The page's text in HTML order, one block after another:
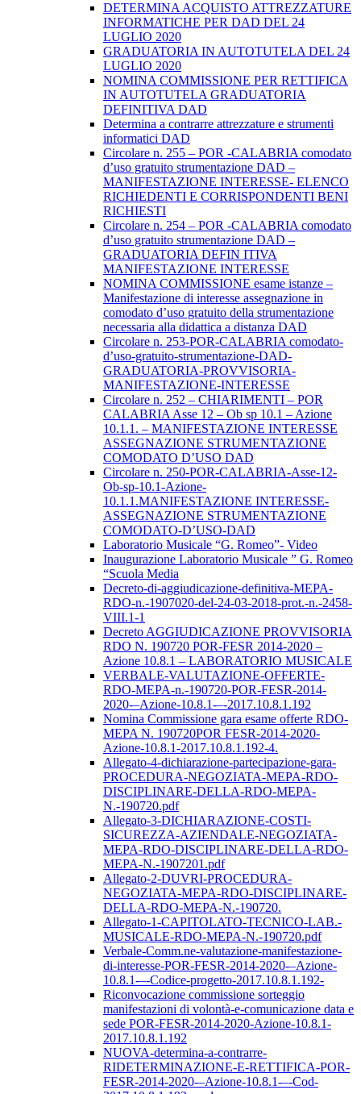
DETERMINA ACQUISTO ATTREZZATURE
INFORMATICHE PER DAD DEL 24
LUGLIO 2020
GRADUATORIA IN AUTOTUTELA DEL 24
LUGLIO 2020
NOMINA COMMISSIONE PER RETTIFICA
IN AUTOTUTELA GRADUATORIA
DEFINITIVA DAD
Determina a contrarre attrezzature e strumenti
informatici DAD
Circolare n. 255 – POR -CALABRIA comodato
d’uso gratuito strumentazione DAD –
MANIFESTAZIONE INTERESSE- ELENCO
RICHIEDENTI E CORRISPONDENTI BENI
RICHIESTI
Circolare n. 254 – POR -CALABRIA comodato
d’uso gratuito strumentazione DAD –
GRADUATORIA DEFIN ITIVA
MANIFESTAZIONE INTERESSE
NOMINA COMMISSIONE esame istanze –
Manifestazione di interesse assegnazione in
comodato d’uso gratuito della strumentazione
necessaria alla didattica a distanza DAD
Circolare n. 253-POR-CALABRIA comodato-
d’uso-gratuito-strumentazione-DAD-
GRADUATORIA-PROVVISORIA-
MANIFESTAZIONE-INTERESSE
Circolare n. 252 – CHIARIMENTI – POR
CALABRIA Asse 12 – Ob sp 10.1 – Azione
10.1.1. – MANIFESTAZIONE INTERESSE
ASSEGNAZIONE STRUMENTAZIONE
COMODATO D’USO DAD
Circolare n. 250-POR-CALABRIA-Asse-12-
Ob-sp-10.1-Azione-
10.1.1.MANIFESTAZIONE INTERESSE-
ASSEGNAZIONE STRUMENTAZIONE
COMODATO-D’USO-DAD
Laboratorio Musicale “G. Romeo”- Video
Inaugurazione Laboratorio Musicale ” G. Romeo
“Scuola Media
Decreto-di-aggiudicazione-definitiva-MEPA-
RDO-n.-1907020-del-24-03-2018-prot.-n.-2458-
VIII.1-1
Decreto AGGIUDICAZIONE PROVVISORIA
RDO N. 190720 POR-FESR 2014-2020 –
Azione 10.8.1 – LABORATORIO MUSICALE
VERBALE-VALUTAZIONE-OFFERTE-
RDO-MEPA-n.-190720-POR-FESR-2014-
2020-–Azione-10.8.1-–-2017.10.8.1.192
Nomina Commissione gara esame offerte RDO-
MEPA N. 190720POR FESR-2014-2020-
Azione-10.8.1-2017.10.8.1.192-4.
Allegato-4-dichiarazione-partecipazione-gara-
PROCEDURA-NEGOZIATA-MEPA-RDO-
DISCIPLINARE-DELLA-RDO-MEPA-
N.-190720.pdf
Allegato-3-DICHIARAZIONE-COSTI-
SICUREZZA-AZIENDALE-NEGOZIATA-
MEPA-RDO-DISCIPLINARE-DELLA-RDO-
MEPA-N.-1907201.pdf
Allegato-2-DUVRI-PROCEDURA-
NEGOZIATA-MEPA-RDO-DISCIPLINARE-
DELLA-RDO-MEPA-N.-190720.
Allegato-1-CAPITOLATO-TECNICO-LAB.-
MUSICALE-RDO-MEPA-N.-190720.pdf
Verbale-Comm.ne-valutazione-manifestazione-
di-interesse-POR-FESR-2014-2020-–Azione-
10.8.1-–-Codice-progetto-2017.10.8.1.192-
Riconvocazione commissione sorteggio
manifestazioni di volontà-e-comunicazione data e
sede POR-FESR-2014-2020-Azione-10.8.1-
2017.10.8.1.192
NUOVA-determina-a-contrarre-
RIDETERMINAZIONE-E-RETTIFICA-POR-
FESR-2014-2020-–Azione-10.8.1-–-Cod-